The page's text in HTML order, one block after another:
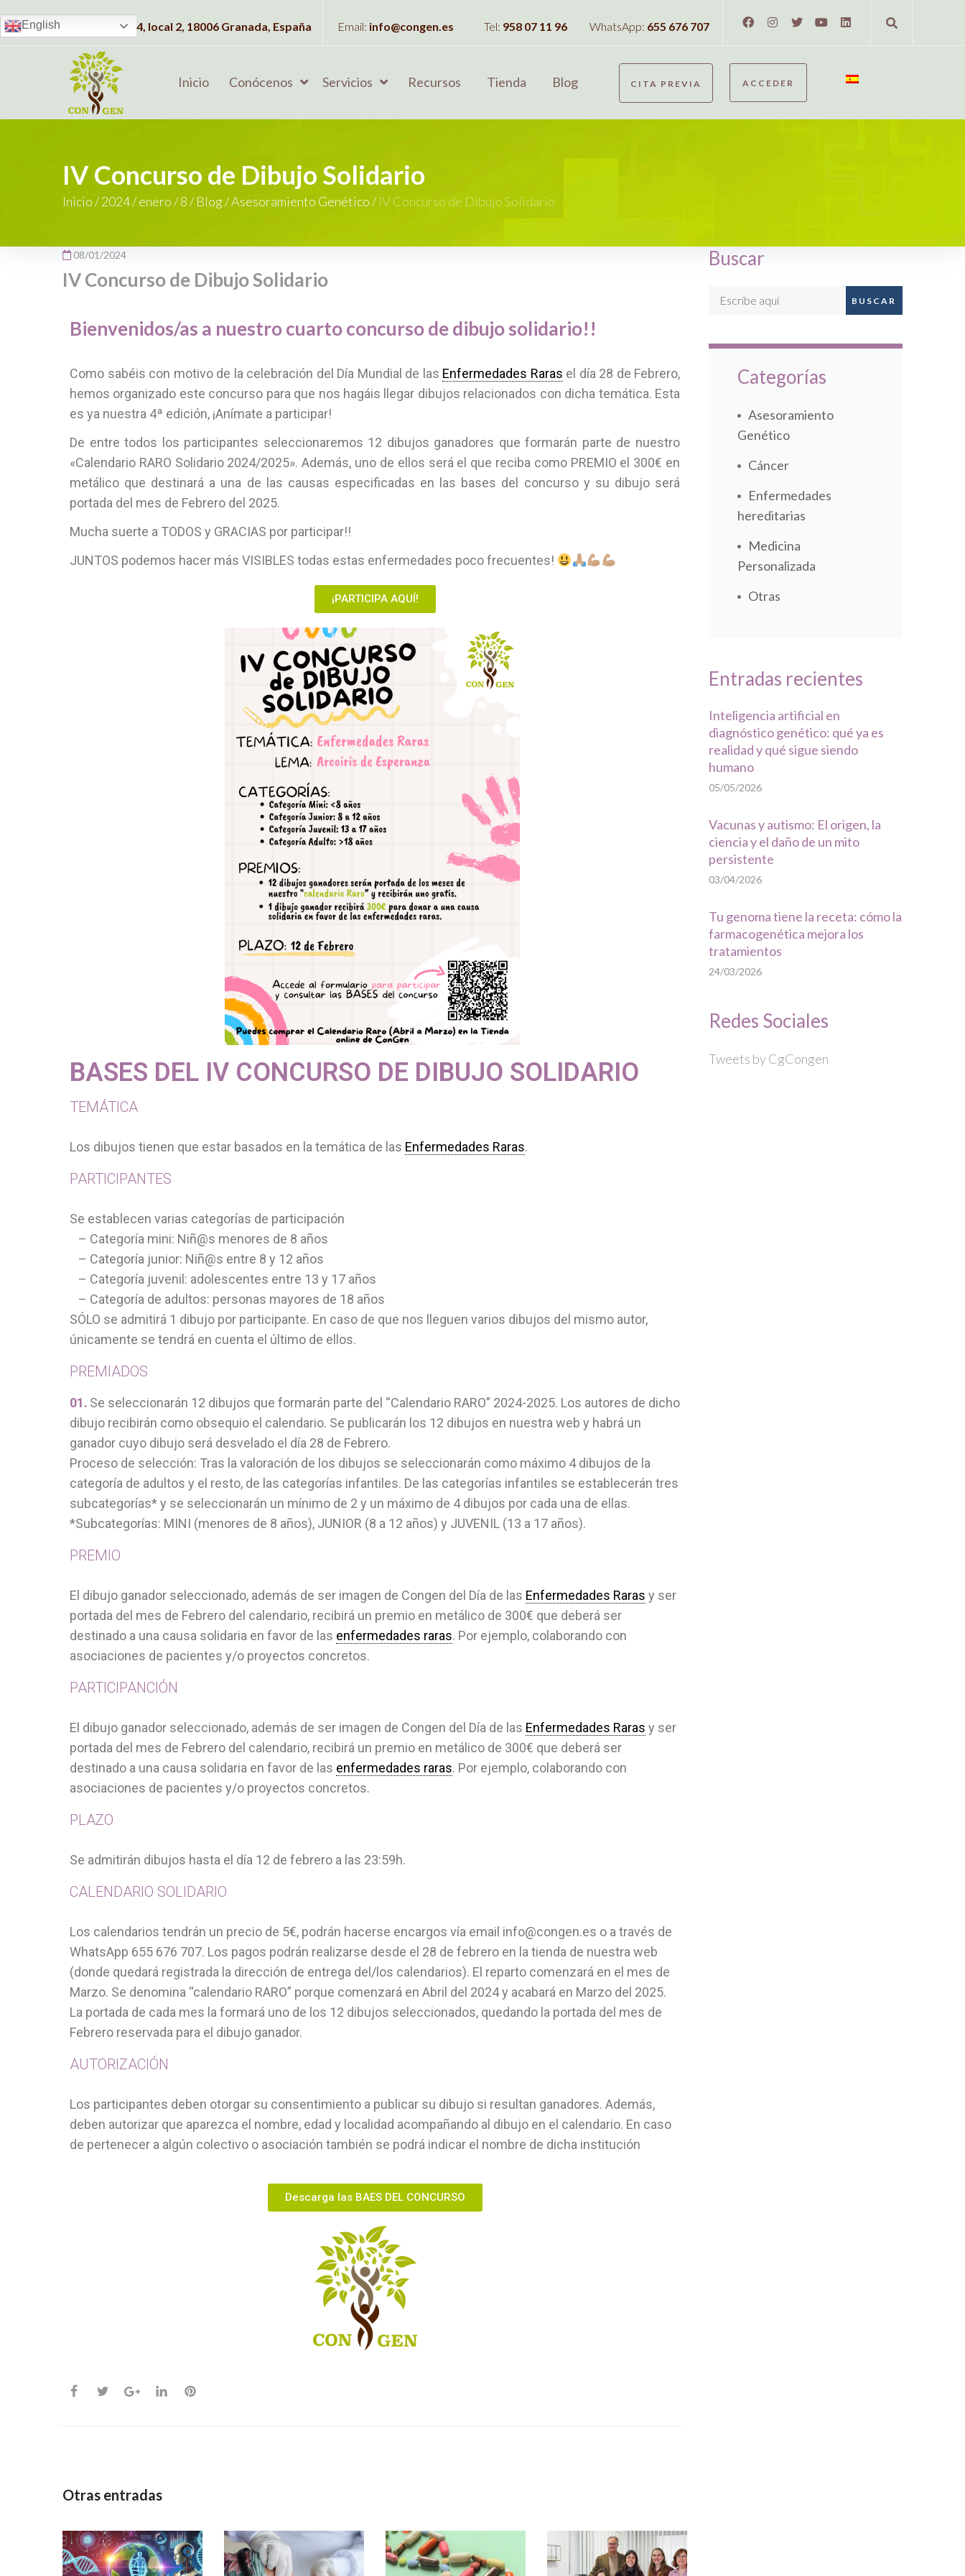
Dirección: C/Albahaca, 4, local 2, 18006 Granada, España Email: info@congen.es Tel: 958 07 11 96 WhatsApp: 655 676 707
Inicio Conócenos Servicios Recursos Tienda Blog CITA PREVIA ACCEDER
IV Concurso de Dibujo Solidario
Inicio/2024/enero/8/ Blog/Asesoramiento Genético/ IV Concurso de Dibujo Solidario
08/01/2024
IV Concurso de Dibujo Solidario
Bienvenidos/as a nuestro cuarto concurso de dibujo solidario!!
Como sabéis con motivo de la celebración del Día Mundial de las Enfermedades Raras el día 28 de Febrero,
hemos organizado este concurso para que nos hagáis llegar dibujos relacionados con dicha temática. Esta
es ya nuestra 4ª edición, ¡Anímate a participar!
De entre todos los participantes seleccionaremos 12 dibujos ganadores que formarán parte de nuestro
«Calendario RARO Solidario 2024/2025». Además, uno de ellos será el que reciba como PREMIO el 300€ en
metálico que destinará a una de las causas especificadas en las bases del concurso y su dibujo será
portada del mes de Febrero del 2025.
Mucha suerte a TODOS y GRACIAS por participar!!
JUNTOS podemos hacer más VISIBLES todas estas enfermedades poco frecuentes!
¡PARTICIPA AQUÍ!
BASES DEL IV CONCURSO DE DIBUJO SOLIDARIO
TEMÁTICA
Los dibujos tienen que estar basados en la temática de las Enfermedades Raras.
PARTICIPANTES
Se establecen varias categorías de participación
– Categoría mini: Niñ@s menores de 8 años
– Categoría junior: Niñ@s entre 8 y 12 años
– Categoría juvenil: adolescentes entre 13 y 17 años
– Categoría de adultos: personas mayores de 18 años
SÓLO se admitirá 1 dibujo por participante. En caso de que nos lleguen varios dibujos del mismo autor,
únicamente se tendrá en cuenta el último de ellos.
PREMIADOS
Se seleccionarán 12 dibujos que formarán parte del “Calendario RARO” 2024-2025. Los autores de dicho
dibujo recibirán como obsequio el calendario. Se publicarán los 12 dibujos en nuestra web y habrá un
ganador cuyo dibujo será desvelado el día 28 de Febrero.
Proceso de selección: Tras la valoración de los dibujos se seleccionarán como máximo 4 dibujos de la
categoría de adultos y el resto, de las categorías infantiles. De las categorías infantiles se establecerán tres
subcategorías* y se seleccionarán un mínimo de 2 y un máximo de 4 dibujos por cada una de ellas.
*Subcategorías: MINI (menores de 8 años), JUNIOR (8 a 12 años) y JUVENIL (13 a 17 años).
PREMIO
El dibujo ganador seleccionado, además de ser imagen de Congen del Día de las Enfermedades Raras y ser
portada del mes de Febrero del calendario, recibirá un premio en metálico de 300€ que deberá ser
destinado a una causa solidaria en favor de las enfermedades raras. Por ejemplo, colaborando con
asociaciones de pacientes y/o proyectos concretos.
PARTICIPANCIÓN
El dibujo ganador seleccionado, además de ser imagen de Congen del Día de las Enfermedades Raras y ser
portada del mes de Febrero del calendario, recibirá un premio en metálico de 300€ que deberá ser
destinado a una causa solidaria en favor de las enfermedades raras. Por ejemplo, colaborando con
asociaciones de pacientes y/o proyectos concretos.
PLAZO
Se admitirán dibujos hasta el día 12 de febrero a las 23:59h.
CALENDARIO SOLIDARIO
Los calendarios tendrán un precio de 5€, podrán hacerse encargos vía email info@congen.es o a través de
WhatsApp 655 676 707. Los pagos podrán realizarse desde el 28 de febrero en la tienda de nuestra web
(donde quedará registrada la dirección de entrega del/los calendarios). El reparto comenzará en el mes de
Marzo. Se denomina “calendario RARO” porque comenzará en Abril del 2024 y acabará en Marzo del 2025.
La portada de cada mes la formará uno de los 12 dibujos seleccionados, quedando la portada del mes de
Febrero reservada para el dibujo ganador.
AUTORIZACIÓN
Los participantes deben otorgar su consentimiento a publicar su dibujo si resultan ganadores. Además,
deben autorizar que aparezca el nombre, edad y localidad acompañando al dibujo en el calendario. En caso
de pertenecer a algún colectivo o asociación también se podrá indicar el nombre de dicha institución
Descarga las BAES DEL CONCURSO
Otras entradas
Buscar
BUSCAR
Categorías
Asesoramiento
Genético
Cáncer
Enfermedades
hereditarias
Medicina
Personalizada
Otras
Entradas recientes
Inteligencia artificial en
diagnóstico genético: qué ya es
realidad y qué sigue siendo
humano
05/05/2026
Vacunas y autismo: El origen, la
ciencia y el daño de un mito
persistente
03/04/2026
Tu genoma tiene la receta: cómo la
farmacogenética mejora los
tratamientos
24/03/2026
Redes Sociales
Tweets by CgCongen
English